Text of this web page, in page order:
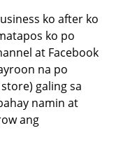
ko after ko
ko po
at Facebook
na po
galing sa
namin at
ang